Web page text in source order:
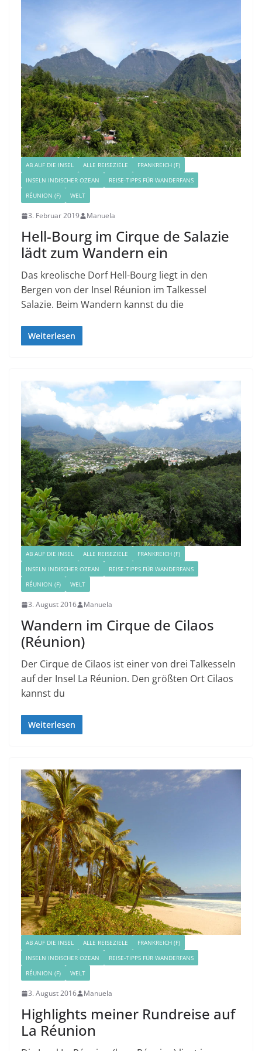
AB AUF DIE INSEL ALLE REISEZIELE
FRANKREICH (F)
INSELN INDISCHER OZEAN
REISE-TIPPS FÜR WANDERFANS
RÉUNION (F)
WELT
3. Februar 2019 Manuela
Hell-Bourg im Cirque de Salazie
lädt zum Wandern ein
Das kreolische Dorf Hell-Bourg liegt in den
Bergen von der Insel Réunion im Talkessel
Salazie. Beim Wandern kannst du die
Weiterlesen
AB AUF DIE INSEL ALLE REISEZIELE
FRANKREICH (F)
INSELN INDISCHER OZEAN
REISE-TIPPS FÜR WANDERFANS
RÉUNION (F)
WELT
3. August 2016 Manuela
Wandern im Cirque de Cilaos
(Réunion)
Der Cirque de Cilaos ist einer von drei Talkesseln
auf der Insel La Réunion. Den größten Ort Cilaos
kannst du
Weiterlesen
AB AUF DIE INSEL ALLE REISEZIELE
FRANKREICH (F)
INSELN INDISCHER OZEAN
REISE-TIPPS FÜR WANDERFANS
RÉUNION (F)
WELT
3. August 2016 Manuela
Highlights meiner Rundreise auf
La Réunion